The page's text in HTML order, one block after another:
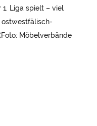
Liga spielt – viel
Möbelverbände